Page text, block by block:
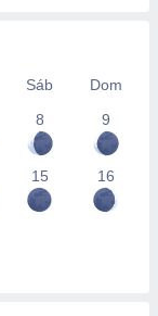
Sáb
Dom
8 9
15 16